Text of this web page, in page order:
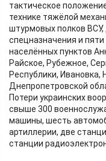
тактическое
технике тяжёлой
штурмовых полков ВСУ,
спецназначения и
населённых пунктов
Райское, Рубежное,
Республики, Ивановка,
Днепропетровской
Потери украинских
свыше 300
машины, шесть
артиллерии, две
станции